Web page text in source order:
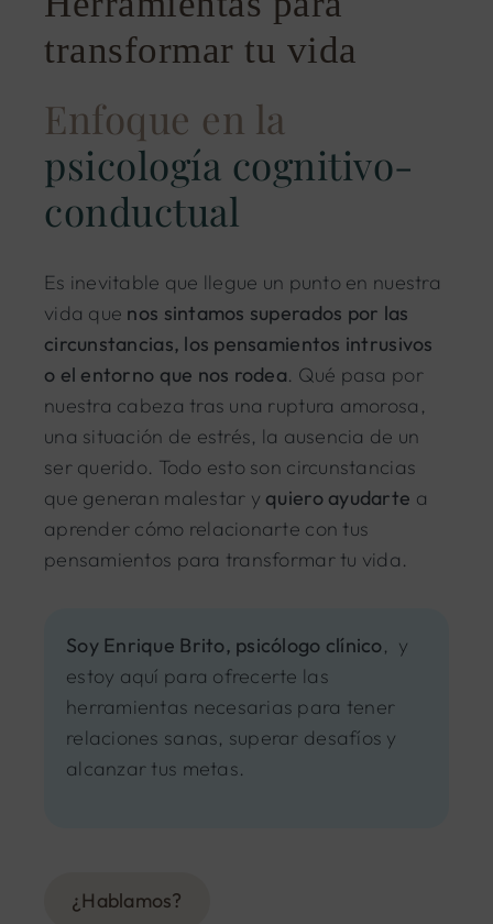
transformar tu vida
Enfoque en la
psicología cognitivo-
conductual
Es inevitable que llegue un punto en nuestra
vida que nos sintamos superados por las
circunstancias, los pensamientos intrusivos
o el entorno que nos rodea. Qué pasa por
nuestra cabeza tras una ruptura amorosa,
una situación de estrés, la ausencia de un
ser querido. Todo esto son circunstancias
que generan malestar y quiero ayudarte a
aprender cómo relacionarte con tus
pensamientos para transformar tu vida.
Soy Enrique Brito, psicólogo clínico, y
estoy aquí para ofrecerte las
herramientas necesarias para tener
relaciones sanas, superar desafíos y
alcanzar tus metas.
¿Hablamos?